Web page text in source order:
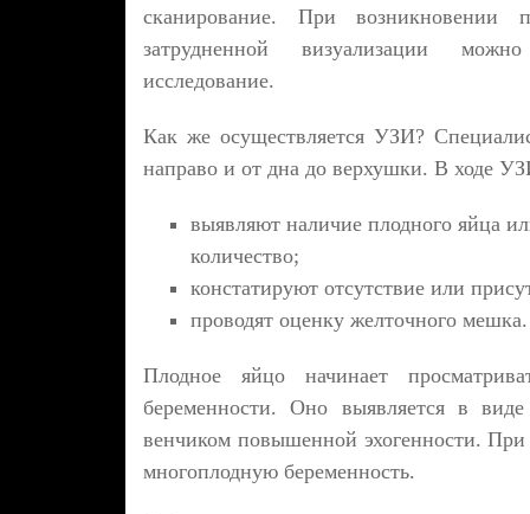
сканирование. При возникновении
затрудненной визуализации можно
исследование.
Как же осуществляется УЗИ?
направо и от дна до верхушки. В ходе
выявляют наличие плодного яйца
количество;
констатируют отсутствие или
проводят оценку желточного мешка.
Плодное яйцо начинает
беременности. Оно выявляется в виде
венчиком повышенной эхогенности.
многоплодную беременность.